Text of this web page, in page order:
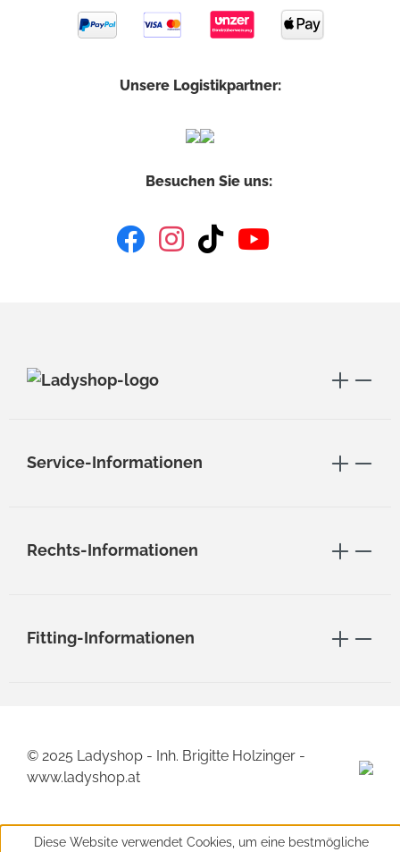
Unsere Logistikpartner:
Besuchen Sie uns:
Service-Informationen
Rechts-Informationen
Fitting-Informationen
© 2025 Ladyshop - Inh. Brigitte Holzinger -
www.ladyshop.at
Diese Website verwendet Cookies, um eine bestmögliche